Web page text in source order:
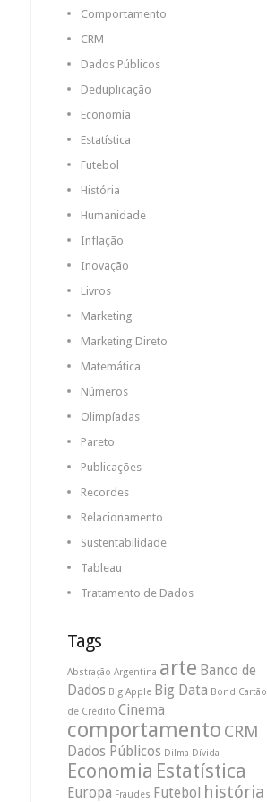
Comportamento
CRM
Dados Públicos
Deduplicação
Economia
Estatística
Futebol
História
Humanidade
Inflação
Inovação
Livros
Marketing
Marketing Direto
Matemática
Números
Olimpíadas
Pareto
Publicações
Recordes
Relacionamento
Sustentabilidade
Tableau
Tratamento de Dados
Tags
Abstração Argentina arte Banco de
Dados Big Apple Big Data Bond Cartão
de Crédito Cinema
comportamento CRM
Dados Públicos Dilma Dívida
Economia Estatística
Europa Fraudes Futebol
história